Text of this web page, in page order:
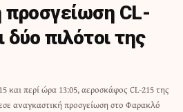
προσγείωση CL-
δύο πιλότοι της
και περί ώρα 13:05, αεροσκάφος CL-215 της
αναγκαστική προσγείωση στο Φαρακλό